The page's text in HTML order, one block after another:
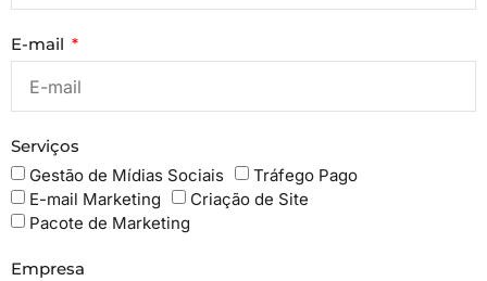
E-mail
Serviços
Gestão de Mídias Sociais
Tráfego Pago
E-mail Marketing
Criação de Site
Pacote de Marketing
Empresa